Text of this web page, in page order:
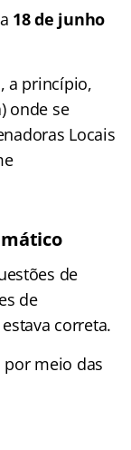
18 de junho
a princípio,
onde se
Locais
de
de
correta.
por meio das